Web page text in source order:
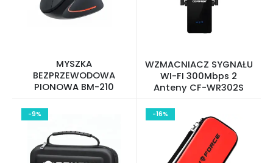
MYSZKA
BEZPRZEWODOWA
PIONOWA BM-210
WZMACNIACZ SYGNAŁU
WI-FI 300Mbps 2
Anteny CF-WR302S
-9% -16%